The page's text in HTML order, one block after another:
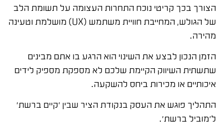
הצורך בכך קריטי נוכח התחרות העצומה על תשומת הלב
של הגולש, המחייבת חוויית משתמש (UX) מושלמת וטעינה
מהירה.
הזמן הנכון לבצע את השינוי הוא הרגע בו אתם מבינים
שתשתית השיווק הקיימת שלכם לא מספקת מספיק לידים
איכותיים או מכירות ביחס להשקעה.
התהליך פוגש את העסק בנקודת הציר שבין 'קיים ברשת'
ל'מוביל ברשת'.